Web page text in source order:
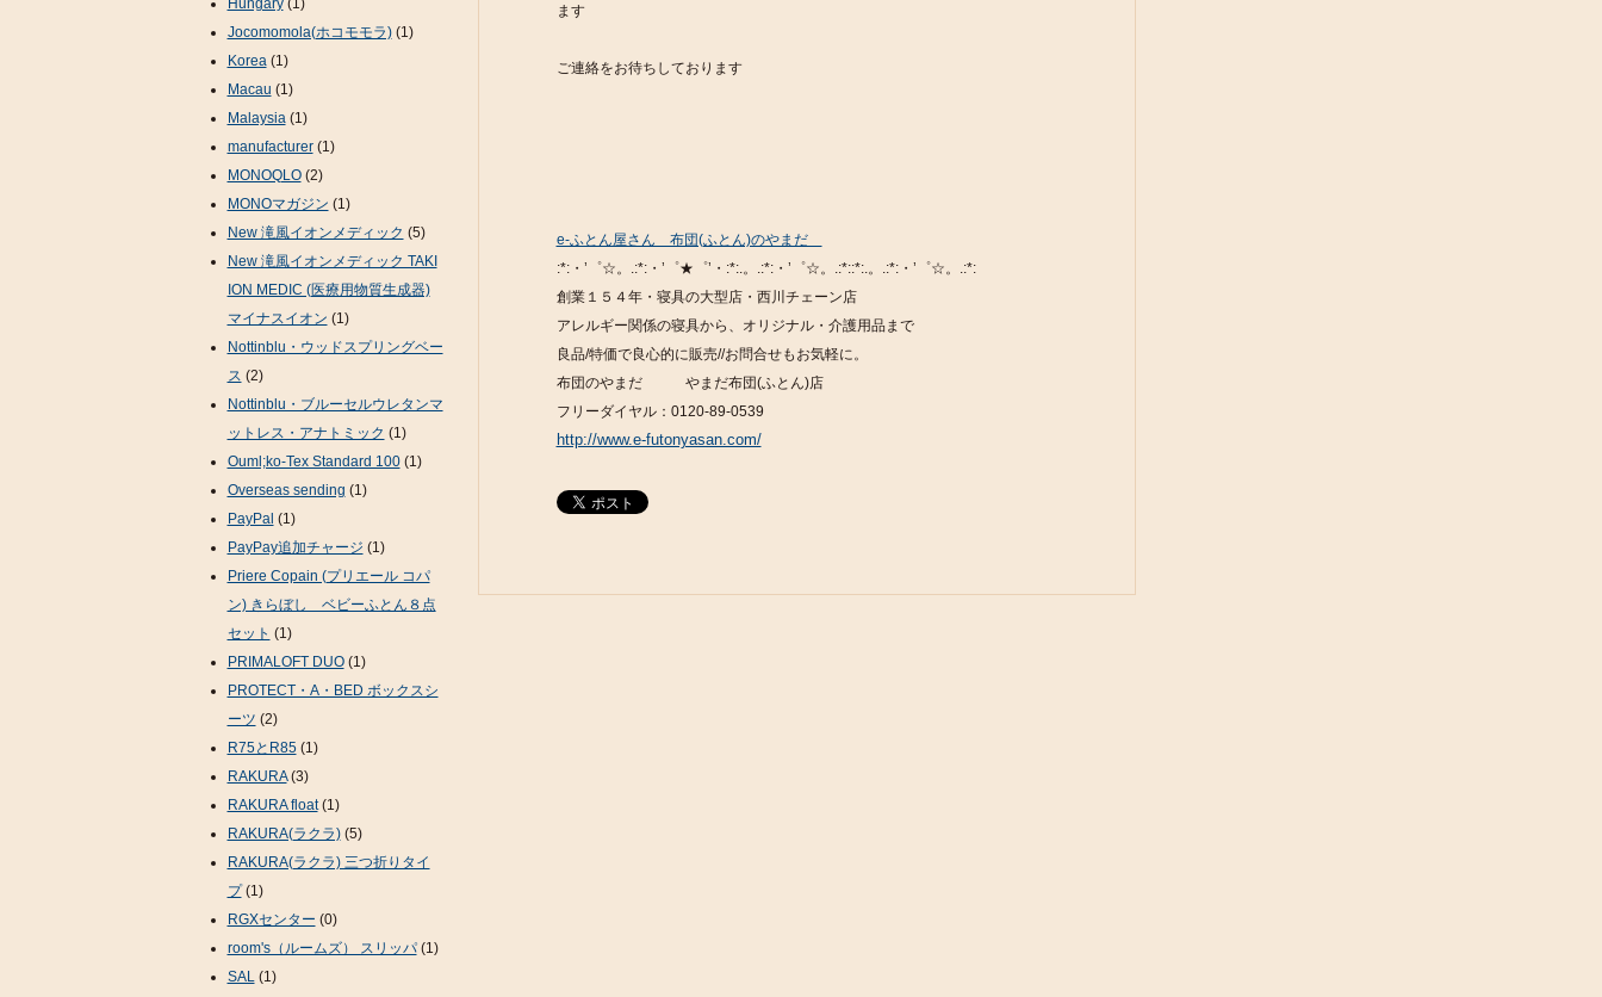
ます
ご連絡をお待ちしております
e-ふとん屋さん 布団(ふとん)のやまだ
:*:・’゜☆。.:*:・’゜★゜’・:*:.。.:*:・’゜☆。.:*::*:.。.:*:・’゜☆。.:*:
創業１５４年・寝具の大型店・西川チェーン店
アレルギー関係の寝具から、オリジナル・介護用品まで
良品/特価で良心的に販売//お問合せもお気軽に。
布団のやまだ やまだ布団(ふとん)店
フリーダイヤル：0120-89-0539
http://www.e-futonyasan.com/
Hungary(1)
Jocomomola(ホコモモラ)(1)
Korea(1)
Macau (1)
Malaysia(1)
manufacturer(1)
MONOQLO(2)
MONOマガジン (1)
New 滝風イオンメディック (5)
New 滝風イオンメディック TAKI
ION MEDIC (医療用物質生成器)
マイナスイオン (1)
Nottinblu・ウッドスプリングベー
ス (2)
Nottinblu・ブルーセルウレタンマ
ットレス・アナトミック (1)
Ouml;ko-Tex Standard 100(1)
Overseas sending (1)
PayPal (1)
PayPay追加チャージ (1)
Priere Copain (プリエール コパ
ン) きらぼし ベビーふとん８点
セット (1)
PRIMALOFT DUO(1)
PROTECT・A・BED ボックスシ
ーツ (2)
R75とR85(1)
RAKURA(3)
RAKURA float(1)
RAKURA(ラクラ)(5)
RAKURA(ラクラ) 三つ折りタイ
プ(1)
RGXセンター (0)
room's（ルームズ） スリッパ(1)
SAL(1)